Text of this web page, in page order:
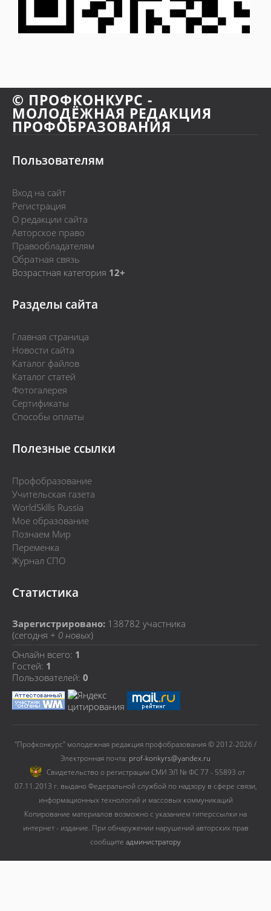
© ПРОФКОНКУРС -
МОЛОДЁЖНАЯ РЕДАКЦИЯ
ПРОФОБРАЗОВАНИЯ
Пользователям
Вход на сайт
Регистрация
О редакции сайта
Авторское право
Правообладателям
Обратная связь
Возрастная категория 12+
Разделы сайта
Главная страница
Новости сайта
Каталог файлов
Каталог статей
Фотогалерея
Сертификаты
Способы оплаты
Полезные ссылки
Профобразование
Учительская газета
WorldSkills Russia
Мое образование
Познаем Мир
Переменка
Журнал СПО
Статистика
Зарегистрировано: 138782 участника
(сегодня + 0 новых)
Онлайн всего: 1
Гостей: 1
Пользователей: 0
"Профконкурс" молодежная редакция профобразования © 2012-2026 /
Электронная почта: prof-konkyrs@yandex.ru
Cвидетельство о регистрации СМИ ЭЛ № ФС 77 - 55893 от
07.11.2013 г. выдано Федеральной службой по надзору в сфере связи,
информационных технологий и массовых коммуникаций
Копирование материалов возможно с указанием гиперссылки на
интернет - издание. При обнаружении нарушений авторских прав
сообщите администратору